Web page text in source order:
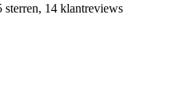
sterren, 14 klantreviews